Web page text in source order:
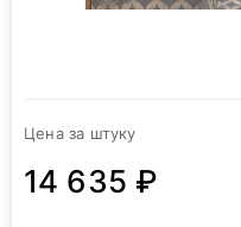
Цена за штуку
14 635 ₽